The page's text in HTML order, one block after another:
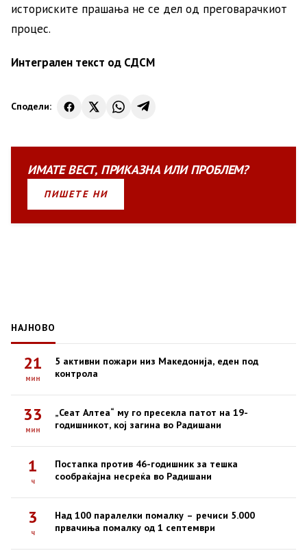
историските прашања не се дел од преговарачкиот
процес.
Интегрален текст од СДСМ
Сподели:
ИМАТЕВЕСТ, ПРИКАЗНАИЛИПРОБЛЕМ?
ПИШЕТЕ НИ
НАЈНОВО
21
мин
5 активни пожари низ Македонија, еден под
контрола
33
мин
„Сеат Алтеа“ му го пресекла патот на 19-
годишникот, кој загина во Радишани
1
ч
Постапка против 46-годишник за тешка
сообраќајна несреќа во Радишани
3
ч
Над 100 паралелки помалку – речиси 5.000
првачиња помалку од 1 септември